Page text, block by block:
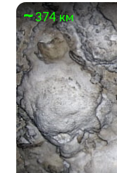
374 км